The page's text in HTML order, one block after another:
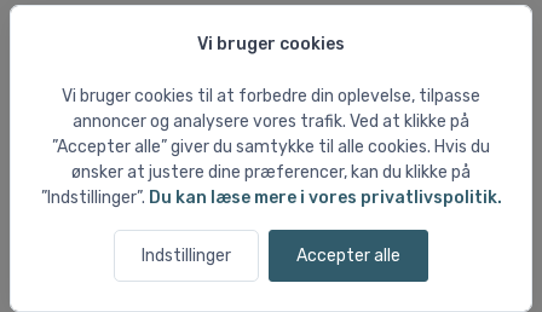
Vi bruger cookies
Vi bruger cookies til at forbedre din oplevelse, tilpasse
annoncer og analysere vores trafik. Ved at klikke på
”Accepter alle” giver du samtykke til alle cookies. Hvis du
ønsker at justere dine præferencer, kan du klikke på
”Indstillinger”. Du kan læse mere i vores privatlivspolitik.
Indstillinger Accepter alle
Cairn Eon Cykelhjelm
Nalgene Wide mouth sustain
Db Hugger 20L